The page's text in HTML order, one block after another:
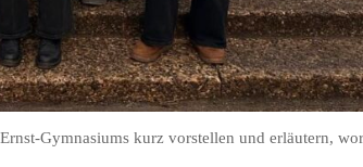
Gymnasiums kurz vorstellen und erläutern,